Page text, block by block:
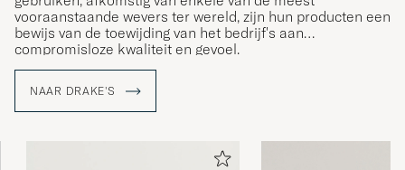
vooraanstaande wevers ter wereld, zijn hun producten een
bewijs van de toewijding van het bedrijf's aan
compromisloze kwaliteit en gevoel.
NAAR DRAKE'S